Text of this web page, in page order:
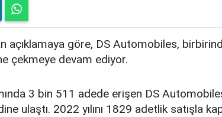
açıklamaya göre, DS Automobiles,
çekmeye devam ediyor.
3 bin 511 adede erişen DS
ulaştı. 2022 yılını 1829 adetlik satışla